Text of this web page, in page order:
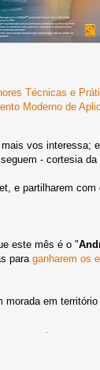
Técnicas e
Moderno de
vos interessa;
- cortesia da
e partilharem
este mês é o "
para ganharem os
em território